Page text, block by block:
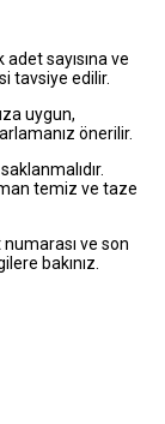
sayısına ve
tavsiye edilir.
uygun,
önerilir.
temiz ve taze
ve son
bakınız.